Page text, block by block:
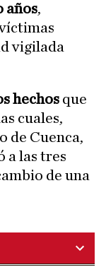
años,
vigilada
hechos que
cuales,
de Cuenca,
a las tres
de una